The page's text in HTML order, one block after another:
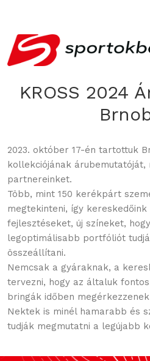
KROSS 2024
2023. október 17-én tartottuk
kollekciójának
partnereinket.
Több, mint 150 kerékpárt
megtekinteni, így
fejlesztéseket, új színeket,
legoptimálisabb portfóliót
összeállítani.
Nemcsak a gyáraknak, a
tervezni, hogy az általuk
bringák időben
Nektek is minél hamarabb és
tudják megmutatni a legújabb